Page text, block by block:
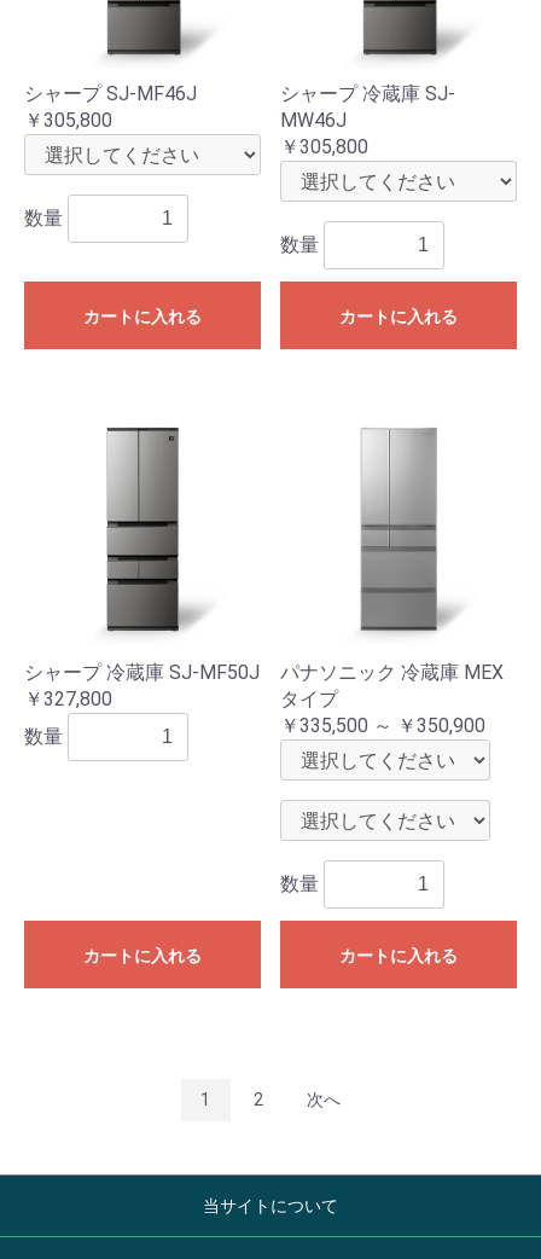
シャープ SJ-MF46J
￥305,800
数量
カートに入れる
シャープ 冷蔵庫 SJ-
MW46J
￥305,800
数量
カートに入れる
シャープ 冷蔵庫 SJ-MF50J
￥327,800
数量
カートに入れる
パナソニック 冷蔵庫 MEX
タイプ
￥335,500 ～ ￥350,900
数量
カートに入れる
1 2 次へ
当サイトについて